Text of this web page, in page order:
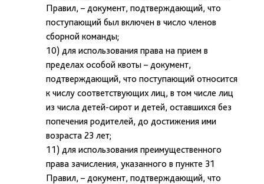
Правил, – документ, подтверждающий, что
поступающий был включен в число членов
сборной команды;
10) для использования права на прием в
пределах особой квоты – документ,
подтверждающий, что поступающий относится
к числу соответствующих лиц, в том числе лиц
из числа детей-сирот и детей, оставшихся без
попечения родителей, до достижения ими
возраста 23 лет;
11) для использования преимущественного
права зачисления, указанного в пункте 31
Правил, – документ, подтверждающий, что